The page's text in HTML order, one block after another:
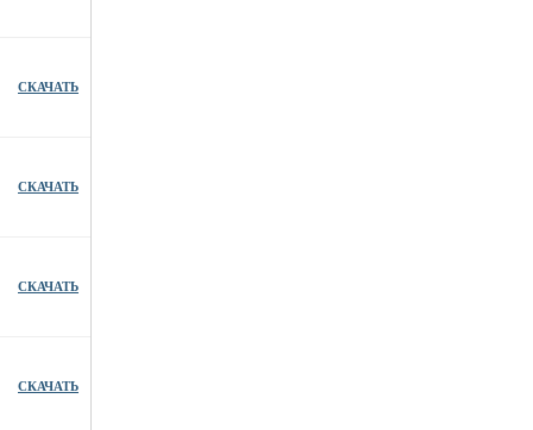
СКАЧАТЬ
СКАЧАТЬ
СКАЧАТЬ
СКАЧАТЬ